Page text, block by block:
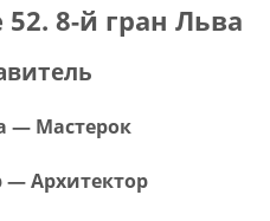
8-й гран Льва
— Мастерок
— Архитектор